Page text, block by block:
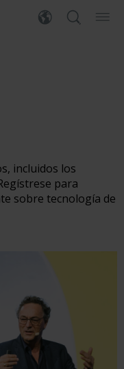
incluidos los
para
sobre tecnología de